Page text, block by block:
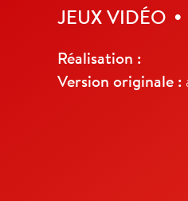
JEUX VIDÉO •
Réalisation :
Version originale :